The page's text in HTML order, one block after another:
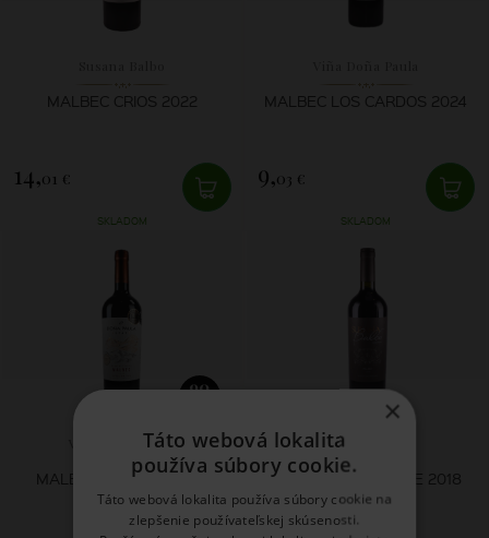
MALBEC CRIOS 2022
14,01 €
SKLADOM
MALBEC LOS CARDOS 2024
9,03 €
SKLADOM
90
Viña Doña Paula
MALBEC ESTATE DOÑA
PAULA 2022
Susana Balbo
MALBEC SIGNATURE 2018
×
Táto webová lokalita
používa súbory cookie.
Táto webová lokalita používa súbory cookie na
zlepšenie používateľskej skúsenosti.